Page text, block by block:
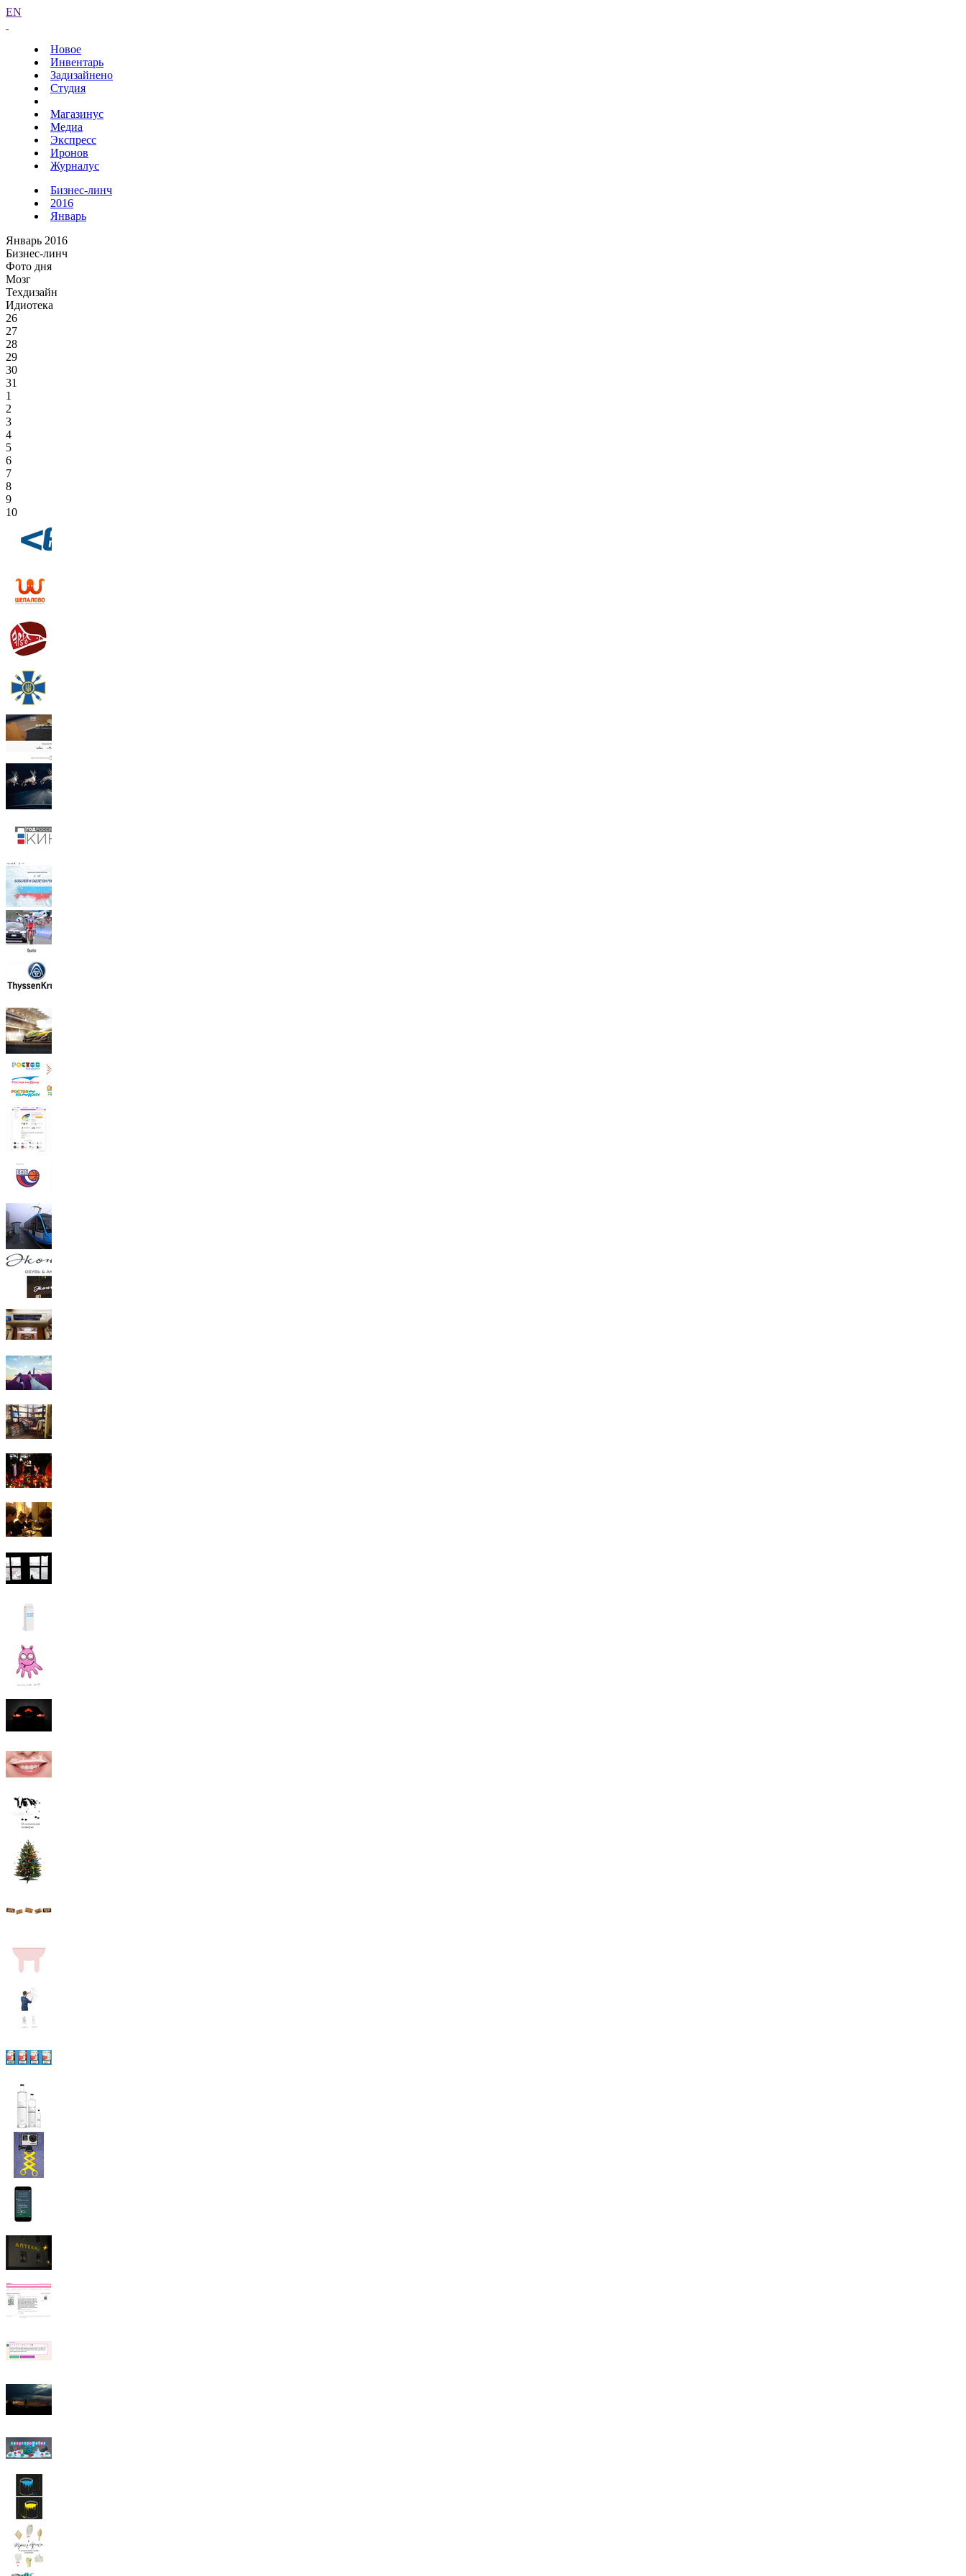
EN
Новое
Инвентарь
Задизайнено
Студия
Магазинус
Медиа
Экспресс
Иронов
Журналус
Бизнес-линч
2016
Январь
Январь 2016
Бизнес-линч
Фото дня
Мозг
Техдизайн
Идиотека
26
27
28
29
30
31
1
2
3
4
5
6
7
8
9
10